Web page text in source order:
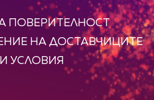
ПОВЕРИТЕЛНОСТ
НА ДОСТАВЧИЦИТЕ
УСЛОВИЯ